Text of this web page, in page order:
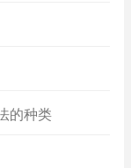
的种类